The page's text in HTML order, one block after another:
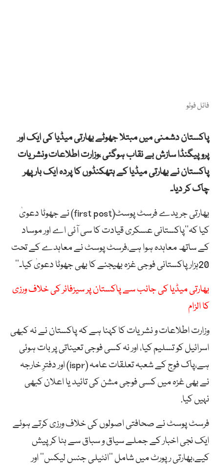
فائل فوٹو
پاکستان دشمنی میں مبتلا جھوٹے بھارتی میڈیا کی ایک اور
پروپیگنڈا سازش بے نقاب ہوگئی ،وزارت اطلاعات ونشریات
پاکستان نے بھارتی میڈیا کے ہتھکنڈوں کا پردہ ایک بار پھر
چاک کر دیا۔
بھارتی جریدے فرسٹ پوسٹ(first post) نے جھوٹا دعویٰ
کیا کہ’’پاکستانی عسکری قیادت کا سی آئی اے اور موساد
کے ساتھ معاہدہ ہوا ہے،فرسٹ پوسٹ نے معاہدے کے تحت
20ہزار پاکستانی فوجی غزہ بھیجنے کا بھی جھوٹا دعویٰ کیا۔‘‘
بھارتی میڈیا کی جانب سے پاکستان پر سیزفائر کی خلاف ورزی
کا الزام
وزارت اطلاعات و نشریات کا کہنا ہے کہ پاکستان نے نہ کبھی
اسرائیل کو تسلیم کیا، اور نہ کسی فوجی تعیناتی پر بات ہوئی
ہے،پاک فوج کے شعبہ تعلقات عامہ (ispr) اور دفترِ خارجہ
نے بھی غزہ میں کسی فوجی مشن کی تائید یا اعلان کبھی
نہیں کیا.
فرسٹ پوسٹ نے صحافتی اصولوں کی خلاف ورزی کرتے ہوئے
ایک نجی اخبار کے جملے سیاق و سباق سے ہٹا کر پیش
کیے،بھارتی رپورٹ میں شامل ’’انٹیلی جنس لیکس‘‘ اور